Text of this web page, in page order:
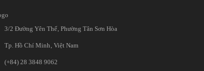
3/2 Đường Yên Thế‚ Phường Tân Sơn Hòa
Tp. Hồ Chí Minh‚ Việt Nam
(+84) 28 3848 9062